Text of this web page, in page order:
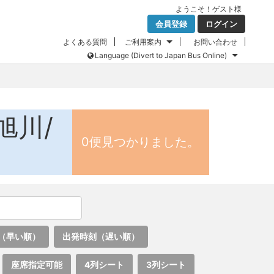
ようこそ！ ゲスト 様
会員登録 ログイン
よくある質問 ご利用案内
お問い合わせ
Language (Divert to Japan Bus Online)
川/ 0便見つかりました。
早い順） 出発時刻（遅い順）
座席指定可能 4列シート 3列シート